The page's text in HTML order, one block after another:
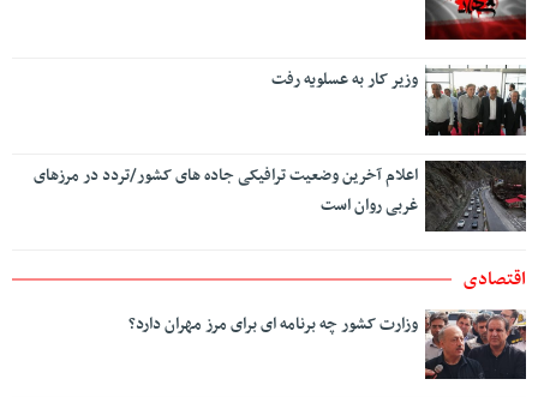
وزیر کار به عسلویه رفت
اعلام آخرین وضعیت ترافیکی جاده های کشور/تردد در مرزهای
غربی روان است
اقتصادی
وزارت کشور چه برنامه ای برای مرز مهران دارد؟